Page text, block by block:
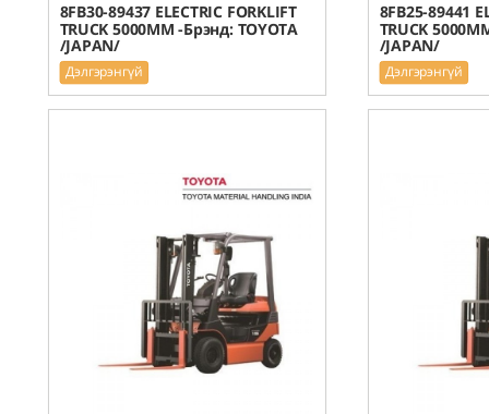
8FB30-89437 ELECTRIC FORKLIFT
TRUCK 5000MM -Брэнд: TOYOTA
/JAPAN/
Дэлгэрэнгүй
8FB25-89441
TRUCK
/JAPAN/
Дэлгэрэнгүй